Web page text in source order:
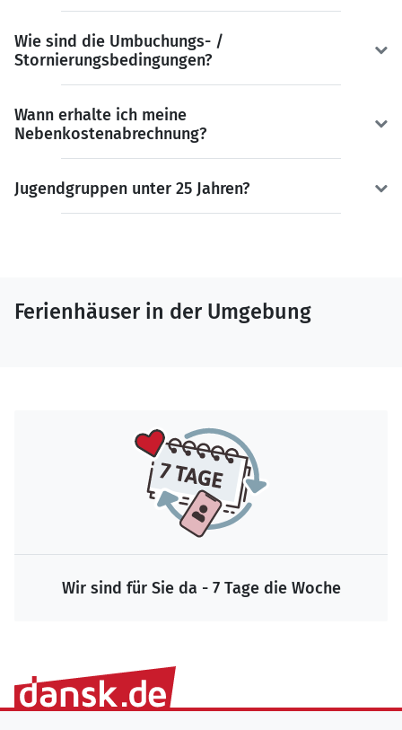
Wie sind die Umbuchungs- /
Stornierungsbedingungen?
Wann erhalte ich meine
Nebenkostenabrechnung?
Jugendgruppen unter 25 Jahren?
Ferienhäuser in der Umgebung
Wir sind für Sie da - 7 Tage die Woche